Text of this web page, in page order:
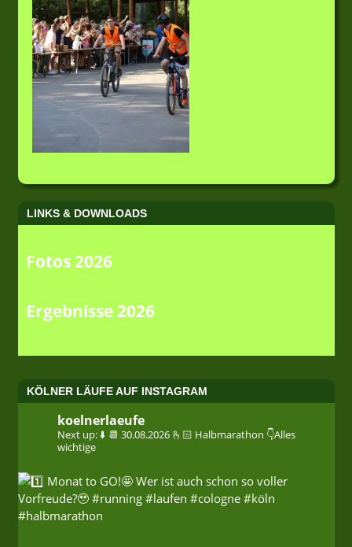
LINKS & DOWNLOADS
Fotos 2026
Ergebnisse 2026
KÖLNER LÄUFE AUF INSTAGRAM
koelnerlaeufe
Next up: ⬇️ 📆 30.08.2026 🫰🏻 Halbmarathon 👇Alles
wichtige